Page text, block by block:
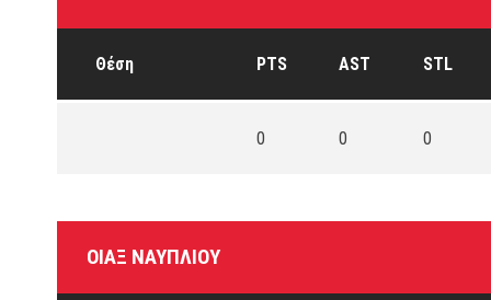
Θέση PTS AST STL
0 0 0
ΟΊΑΞ ΝΑΥΠΛΊΟΥ